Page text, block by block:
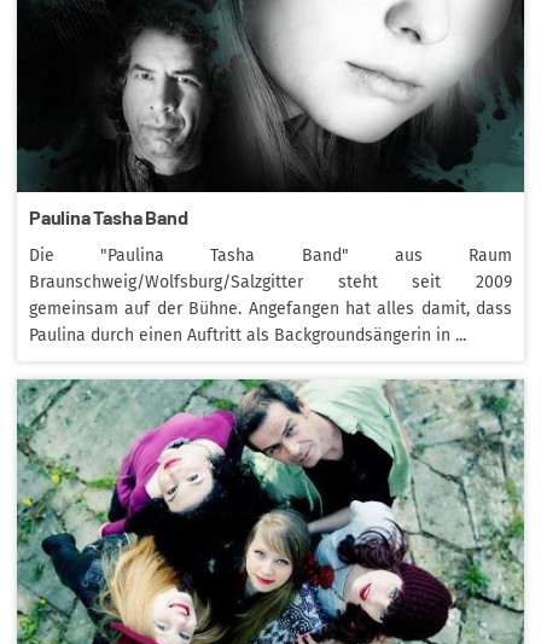
Paulina Tasha Band
Die "Paulina Tasha Band" aus Raum
Braunschweig/Wolfsburg/Salzgitter steht seit 2009
gemeinsam auf der Bühne. Angefangen hat alles damit, dass
Paulina durch einen Auftritt als Backgroundsängerin in ...